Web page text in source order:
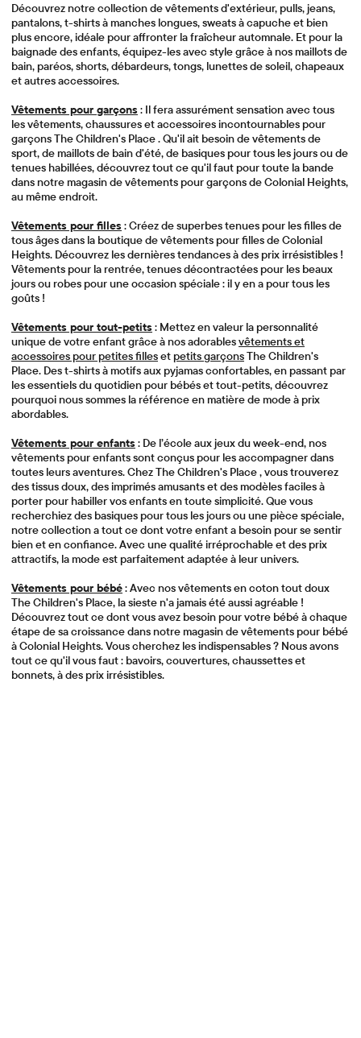
Découvrez notre collection de vêtements d'extérieur, pulls, jeans,
pantalons, t-shirts à manches longues, sweats à capuche et bien
plus encore, idéale pour affronter la fraîcheur automnale. Et pour la
baignade des enfants, équipez-les avec style grâce à nos maillots de
bain, paréos, shorts, débardeurs, tongs, lunettes de soleil, chapeaux
et autres accessoires.
Vêtements pour garçons : Il fera assurément sensation avec tous
les vêtements, chaussures et accessoires incontournables pour
garçons The Children's Place . Qu'il ait besoin de vêtements de
sport, de maillots de bain d'été, de basiques pour tous les jours ou de
tenues habillées, découvrez tout ce qu'il faut pour toute la bande
dans notre magasin de vêtements pour garçons de Colonial Heights,
au même endroit.
Vêtements pour filles : Créez de superbes tenues pour les filles de
tous âges dans la boutique de vêtements pour filles de Colonial
Heights. Découvrez les dernières tendances à des prix irrésistibles !
Vêtements pour la rentrée, tenues décontractées pour les beaux
jours ou robes pour une occasion spéciale : il y en a pour tous les
goûts !
Vêtements pour tout-petits : Mettez en valeur la personnalité
unique de votre enfant grâce à nos adorablesvêtements et
accessoires pour petites fillesetpetits garçonsThe Children's
Place. Des t-shirts à motifs aux pyjamas confortables, en passant par
les essentiels du quotidien pour bébés et tout-petits, découvrez
pourquoi nous sommes la référence en matière de mode à prix
abordables.
Vêtements pour enfants : De l’école aux jeux du week-end, nos
vêtements pour enfants sont conçus pour les accompagner dans
toutes leurs aventures. Chez The Children's Place , vous trouverez
des tissus doux, des imprimés amusants et des modèles faciles à
porter pour habiller vos enfants en toute simplicité. Que vous
recherchiez des basiques pour tous les jours ou une pièce spéciale,
notre collection a tout ce dont votre enfant a besoin pour se sentir
bien et en confiance. Avec une qualité irréprochable et des prix
attractifs, la mode est parfaitement adaptée à leur univers.
Vêtements pour bébé: Avec nos vêtements en coton tout doux
The Children's Place, la sieste n'a jamais été aussi agréable !
Découvrez tout ce dont vous avez besoin pour votre bébé à chaque
étape de sa croissance dans notre magasin de vêtements pour bébé
à Colonial Heights. Vous cherchez les indispensables ? Nous avons
tout ce qu'il vous faut : bavoirs, couvertures, chaussettes et
bonnets, à des prix irrésistibles.